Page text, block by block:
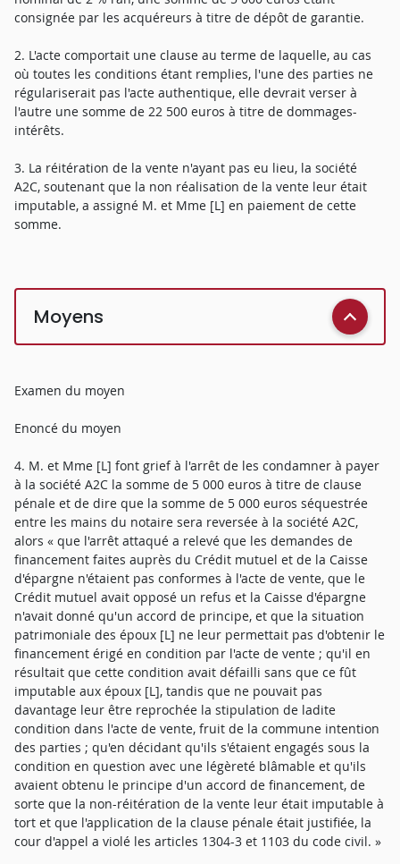
consignée par les acquéreurs à titre de dépôt de garantie.
2. L'acte comportait une clause au terme de laquelle, au cas
où toutes les conditions étant remplies, l'une des parties ne
régulariserait pas l'acte authentique, elle devrait verser à
l'autre une somme de 22 500 euros à titre de dommages-
intérêts.
3. La réitération de la vente n'ayant pas eu lieu, la société
A2C, soutenant que la non réalisation de la vente leur était
imputable, a assigné M. et Mme [L] en paiement de cette
somme.
Moyens
Examen du moyen
Enoncé du moyen
4. M. et Mme [L] font grief à l'arrêt de les condamner à payer
à la société A2C la somme de 5 000 euros à titre de clause
pénale et de dire que la somme de 5 000 euros séquestrée
entre les mains du notaire sera reversée à la société A2C,
alors « que l'arrêt attaqué a relevé que les demandes de
financement faites auprès du Crédit mutuel et de la Caisse
d'épargne n'étaient pas conformes à l'acte de vente, que le
Crédit mutuel avait opposé un refus et la Caisse d'épargne
n'avait donné qu'un accord de principe, et que la situation
patrimoniale des époux [L] ne leur permettait pas d'obtenir le
financement érigé en condition par l'acte de vente ; qu'il en
résultait que cette condition avait défailli sans que ce fût
imputable aux époux [L], tandis que ne pouvait pas
davantage leur être reprochée la stipulation de ladite
condition dans l'acte de vente, fruit de la commune intention
des parties ; qu'en décidant qu'ils s'étaient engagés sous la
condition en question avec une légèreté blâmable et qu'ils
avaient obtenu le principe d'un accord de financement, de
sorte que la non-réitération de la vente leur était imputable à
tort et que l'application de la clause pénale était justifiée, la
cour d'appel a violé les articles 1304-3 et 1103 du code civil. »